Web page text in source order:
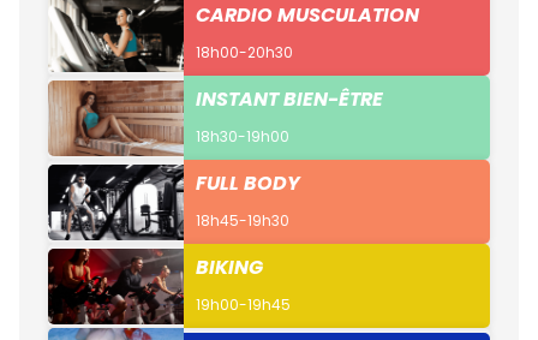
CARDIO MUSCULATION
18h00-20h30
INSTANT BIEN-ÊTRE
18h30-19h00
FULL BODY
18h45-19h30
BIKING
19h00-19h45